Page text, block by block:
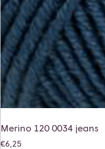
Merino 120 0034 jeans
€6,25